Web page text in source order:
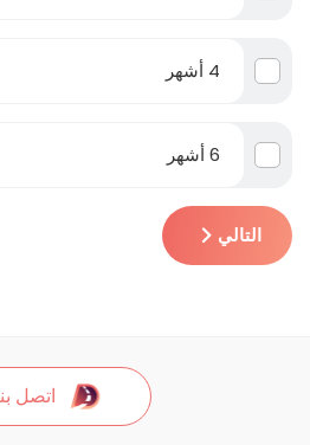
4 أشهر
6 أشهر
التالي
اتصل